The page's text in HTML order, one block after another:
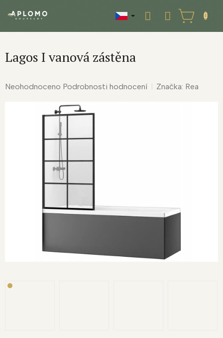
NÁKUPNÍ
KOŠÍK
Lagos I vanová zástěna
Průměrné
Neohodnoceno Podrobnosti hodnocení Značka: Rea